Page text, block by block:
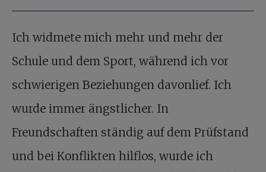
Ich widmete mich mehr und mehr der
Schule und dem Sport, während ich vor
schwierigen Beziehungen davonlief. Ich
wurde immer ängstlicher. In
Freundschaften ständig auf dem Prüfstand
und bei Konflikten hilflos, wurde ich